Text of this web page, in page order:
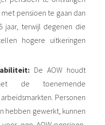
pensioen te gaan dan
jaar, terwijl degenen die
hogere uitkeringen
De AOW houdt
de toenemende
Personen
hebben gewerkt, kunnen